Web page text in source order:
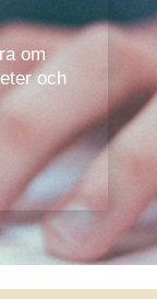
om
och